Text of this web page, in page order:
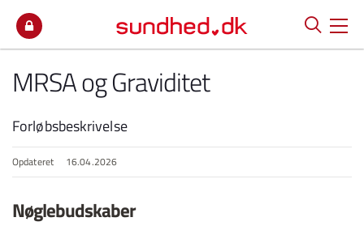
MRSA og Graviditet
Forløbsbeskrivelse
Opdateret 16.04.2026
Nøglebudskaber